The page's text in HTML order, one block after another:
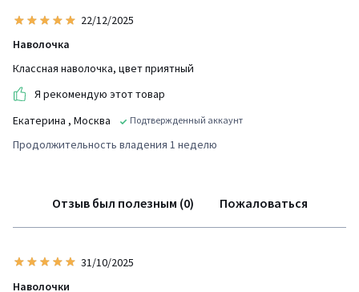
22/12/2025
Наволочка
Классная наволочка, цвет приятный
Я рекомендую этот товар
Екатерина , Москва Подтвержденный аккаунт
Продолжительность владения 1 неделю
Отзыв был полезным (0) Пожаловаться
31/10/2025
Наволочки